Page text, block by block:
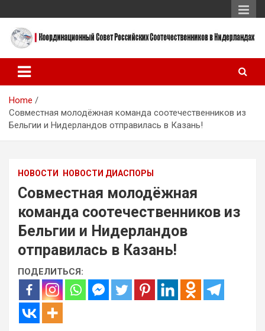
to
content
Координационный Совет
Российских
Соотечественников в
Нидерландах
Нидерландах
Home
Совместная молодёжная команда соотечественников из
Бельгии и Нидерландов отправилась в Казань!
НОВОСТИ НОВОСТИ ДИАСПОРЫ
Совместная молодёжная
команда соотечественников из
Бельгии и Нидерландов
отправилась в Казань!
ПОДЕЛИТЬСЯ: